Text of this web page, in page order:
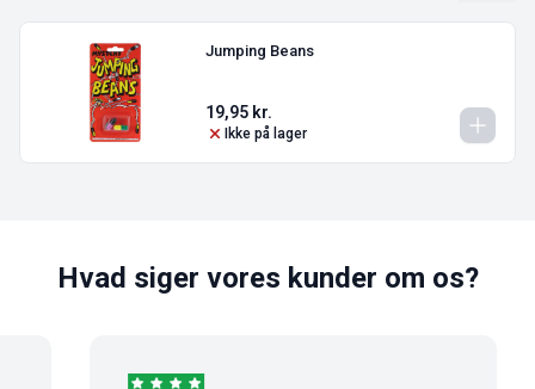
Jumping Beans
19,95 kr.
Ikke på lager
Hvad siger vores kunder om os?